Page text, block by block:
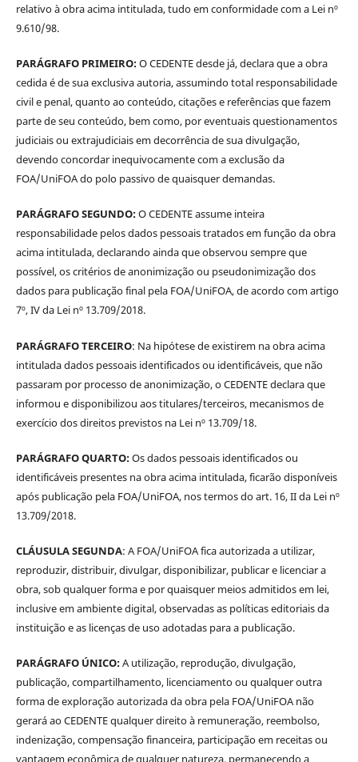
relativo à obra acima intitulada, tudo em conformidade com a Lei nº
9.610/98.
PARÁGRAFO PRIMEIRO:O CEDENTE desde já, declara que a obra
cedida é de sua exclusiva autoria, assumindo total responsabilidade
civil e penal, quanto ao conteúdo, citações e referências que fazem
parte de seu conteúdo, bem como, por eventuais questionamentos
judiciais ou extrajudiciais em decorrência de sua divulgação,
devendo concordar inequivocamente com a exclusão da
FOA/UniFOA do polo passivo de quaisquer demandas.
PARÁGRAFO SEGUNDO:O CEDENTE assume inteira
responsabilidade pelos dados pessoais tratados em função da obra
acima intitulada, declarando ainda que observou sempre que
possível, os critérios de anonimização ou pseudonimização dos
dados para publicação final pela FOA/UniFOA, de acordo com artigo
7º, IV da Lei nº 13.709/2018.
PARÁGRAFO TERCEIRO: Na hipótese de existirem na obra acima
intitulada dados pessoais identificados ou identificáveis, que não
passaram por processo de anonimização, o CEDENTE declara que
informou e disponibilizou aos titulares/terceiros, mecanismos de
exercício dos direitos previstos na Lei nº 13.709/18.
PARÁGRAFO QUARTO:Os dados pessoais identificados ou
identificáveis presentes na obra acima intitulada, ficarão disponíveis
após publicação pela FOA/UniFOA, nos termos do art. 16, II da Lei nº
13.709/2018.
CLÁUSULA SEGUNDA: A FOA/UniFOA fica autorizada a utilizar,
reproduzir, distribuir, divulgar, disponibilizar, publicar e licenciar a
obra, sob qualquer forma e por quaisquer meios admitidos em lei,
inclusive em ambiente digital, observadas as políticas editoriais da
instituição e as licenças de uso adotadas para a publicação.
PARÁGRAFO ÚNICO:A utilização, reprodução, divulgação,
publicação, compartilhamento, licenciamento ou qualquer outra
forma de exploração autorizada da obra pela FOA/UniFOA não
gerará ao CEDENTE qualquer direito à remuneração, reembolso,
indenização, compensação financeira, participação em receitas ou
vantagem econômica de qualquer natureza, permanecendo a